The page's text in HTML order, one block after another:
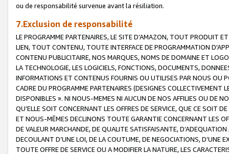
ou de responsabilité survenue avant la résiliation.
7.Exclusion de responsabilité
LE PROGRAMME PARTENAIRES, LE SITE D’AMAZON, TOUT PRODUIT
LIEN, TOUT CONTENU, TOUTE INTERFACE DE PROGRAMMATION
CONTENU PUBLICITAIRE, NOS MARQUES, NOMS DE DOMAINE ET
LA TECHNOLOGIE, LES LOGICIELS, FONCTIONS, DOCUMENTS,
INFORMATIONS ET CONTENUS FOURNIS OU UTILISES PAR NOUS OU
CADRE DU PROGRAMME PARTENAIRES (DESIGNES COLLECTIVEMENT
DISPONIBLES ». NI NOUS-MEMES NI AUCUN DE NOS AFFILIES OU DE
QU’ELLE SOIT CONCERNANT LES OFFRES DE SERVICE, QUE CE SOIT
ET NOUS-MÊMES DECLINONS TOUTE GARANTIE CONCERNANT LES
DE VALEUR MARCHANDE, DE QUALITE SATISFAISANTE,
DECOULANT D’UNE LOI, DE LA COUTUME, DE NEGOCIATIONS, D’UNE
TOUTE OFFRE DE SERVICE OU A MODIFIER LA NATURE, LES